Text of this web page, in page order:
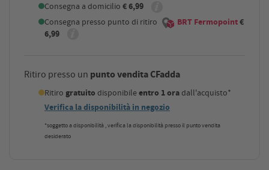
Consegna a domicilio € 6,99
Consegna presso punto di ritiro BRT Fermopoint€
6,99
Ritiro presso un punto vendita CFadda
Ritiro gratuito disponibileentro 1 oradall'acquisto*
Verifica la disponibilità in negozio
*soggetto a disponibilità , verifica la disponibilità presso il punto vendita
desiderato